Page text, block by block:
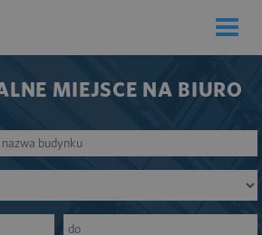
Toggle
MIEJSCE NA BIURO